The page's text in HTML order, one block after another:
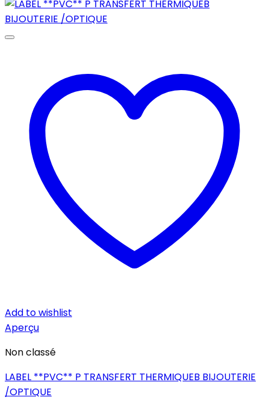
Add to wishlist
Aperçu
Non classé
LABEL **PVC** P TRANSFERT THERMIQUEB BIJOUTERIE
/OPTIQUE